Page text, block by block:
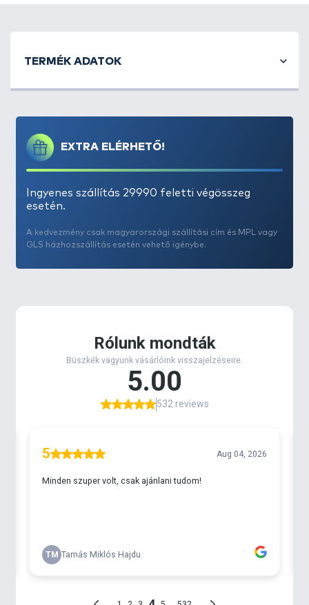
EXTRA ELÉRHETŐ!
Ingyenes szállítás 29990 feletti végösszeg
esetén.
A kedvezmény csak magyarországi szállítási cím és MPL vagy
GLS házhozszállítás esetén vehető igénybe.
TERMÉK ADATOK